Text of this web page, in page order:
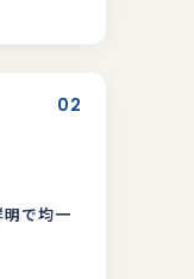
02
で均一